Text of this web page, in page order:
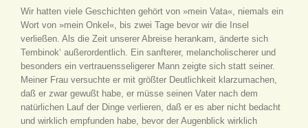
Wir hatten viele Geschichten gehört von »mein Vata«, niemals ein
Wort von »mein Onkel«, bis zwei Tage bevor wir die Insel
verließen. Als die Zeit unserer Abreise herankam, änderte sich
Tembinok‘ außerordentlich. Ein sanfterer, melancholischerer und
besonders ein vertrauensseligerer Mann zeigte sich statt seiner.
Meiner Frau versuchte er mit größter Deutlichkeit klarzumachen,
daß er zwar gewußt habe, er müsse seinen Vater nach dem
natürlichen Lauf der Dinge verlieren, daß er es aber nicht bedacht
und wirklich empfunden habe, bevor der Augenblick wirklich